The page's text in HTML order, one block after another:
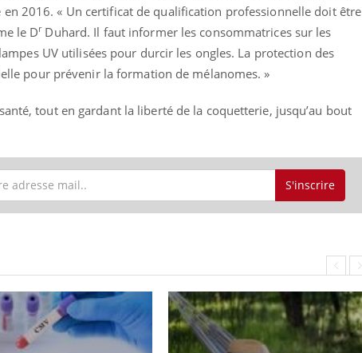
2016. « Un certificat de qualification professionnelle doit être
le DrDuhard. Il faut informer les consommatrices sur les
UV utilisées pour durcir les ongles. La protection des
pour prévenir la formation de mélanomes. »
tout en gardant la liberté de la coquetterie, jusqu’au bout
S'inscrire